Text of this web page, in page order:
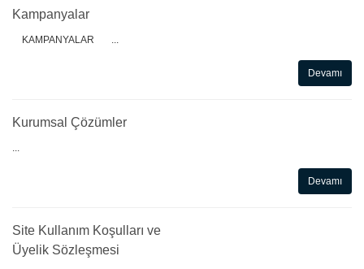
Kampanyalar
KAMPANYALAR ...
Devamı
Kurumsal Çözümler
...
Devamı
Site Kullanım Koşulları ve
Üyelik Sözleşmesi